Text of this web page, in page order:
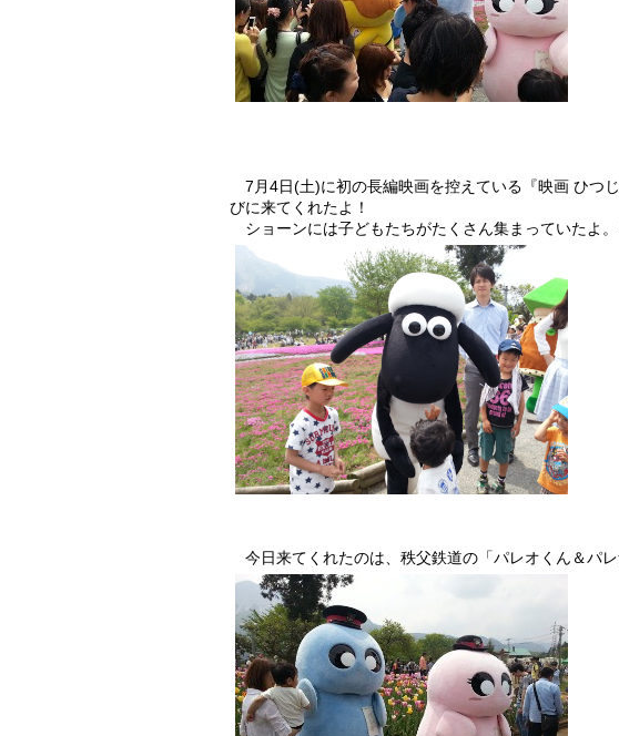
7月4日(土)に初の長編映画を控えている『映画 ひつ
びに来てくれたよ！
ショーンには子どもたちがたくさん集まっていたよ。
今日来てくれたのは、秩父鉄道の「パレオくん＆パレ